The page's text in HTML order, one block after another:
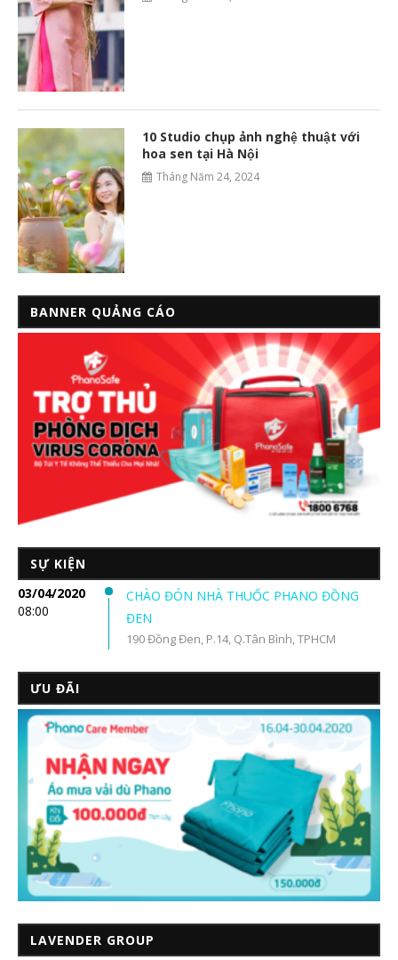
10 Studio chụp ảnh nghệ thuật với
hoa sen tại Hà Nội
Tháng Năm 24, 2024
BANNER QUẢNG CÁO
SỰ KIỆN
03/04/2020
08:00
CHÀO ĐÓN NHÀ THUỐC PHANO ĐỒNG
ĐEN
190 Đồng Đen, P.14, Q.Tân Bình, TPHCM
ƯU ĐÃI
LAVENDER GROUP